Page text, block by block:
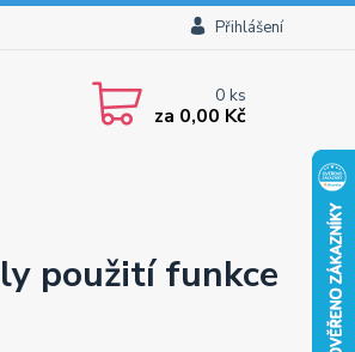
Přihlášení
0ks
za 0,00 Kč
použití funkce